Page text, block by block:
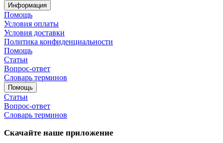
Информация
Помощь
Условия оплаты
Условия доставки
Политика конфиденциальности
Помощь
Статьи
Вопрос-ответ
Словарь терминов
Помощь
Статьи
Вопрос-ответ
Словарь терминов
Скачайте наше приложение